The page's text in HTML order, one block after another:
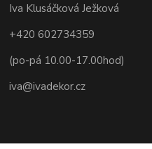
Iva Klusáčková Ježková
+420 602734359
(po-pá 10.00-17.00hod)
iva@ivadekor.cz